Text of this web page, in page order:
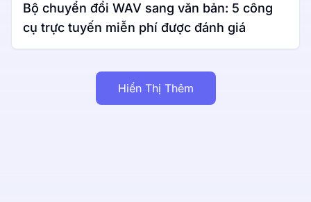
Bộ chuyển đổi WAV sang văn bản: 5 công
cụ trực tuyến miễn phí được đánh giá
Hiển Thị Thêm